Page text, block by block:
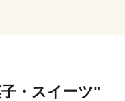
・スイーツ"